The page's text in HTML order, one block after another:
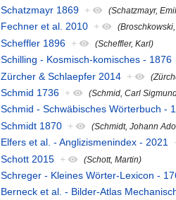
Schatzmayr 1869 + (Schatzmayr,
Fechner et al. 2010 +
Scheffler 1896 + (Scheffler, Karl)
Schilling - Kosmisch-komisches - 1876
Zürcher & Schlaepfer 2014 +
Schmid 1736 + (Schmid, Carl
Schmid - Schwäbisches Wörterbuch -
Schmidt 1870 + (Schmidt, Johann
Elfers et al. - Anglizismenindex - 2021
Schott 2015 + (Schott, Martin)
Schreger - Kleines Wörter-Lexicon -
Berneck et al. - Bilder-Atlas